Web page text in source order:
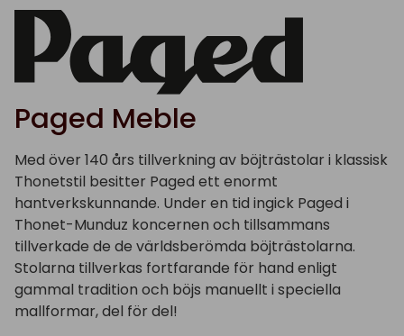
Paged Meble
Med över 140 års tillverkning av böjträstolar i klassisk
Thonetstil besitter Paged ett enormt
hantverkskunnande. Under en tid ingick Paged i
Thonet-Munduz koncernen och tillsammans
tillverkade de de världsberömda böjträstolarna.
Stolarna tillverkas fortfarande för hand enligt
gammal tradition och böjs manuellt i speciella
mallformar, del för del!